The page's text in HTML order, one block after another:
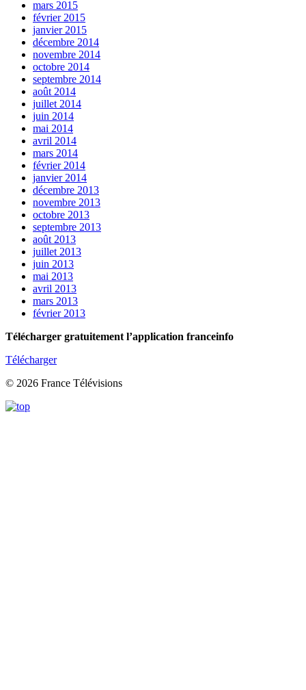
mars 2015
février 2015
janvier 2015
décembre 2014
novembre 2014
octobre 2014
septembre 2014
août 2014
juillet 2014
juin 2014
mai 2014
avril 2014
mars 2014
février 2014
janvier 2014
décembre 2013
novembre 2013
octobre 2013
septembre 2013
août 2013
juillet 2013
juin 2013
mai 2013
avril 2013
mars 2013
février 2013
Télécharger gratuitement l’application franceinfo
Télécharger
© 2026 France Télévisions